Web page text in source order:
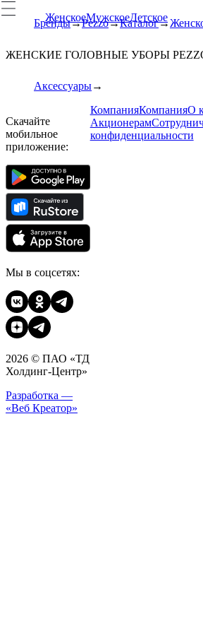
ЖенскоеМужскоеДетское
Бренды Pezzo Каталог
ЖЕНСКИЕ ГОЛОВНЫЕ УБОРЫ
Аксессуары
Скачайте
мобильное
приложение:
Мы в соцсетях:
2026 © ПАО «ТД
Холдинг-Центр»
Разработка —
«Веб Креатор»
КомпанияКомпанияО
Акционерам
конфиденциальности